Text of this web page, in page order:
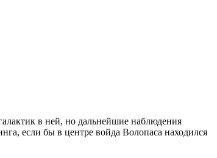
в ней, но дальнейшие наблюдения
если бы в центре войда Волопаса находился